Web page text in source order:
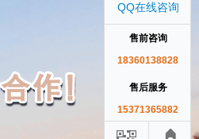
QQ在线咨询
售前咨询
18360138828
售后服务
15371365882